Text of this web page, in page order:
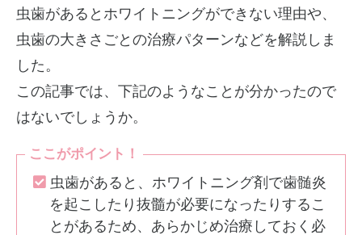
虫歯があるとホワイトニングができない理由や、
虫歯の大きさごとの治療パターンなどを解説しま
した。
この記事では、下記のようなことが分かったので
はないでしょうか。
ここがポイント！
虫歯があると、ホワイトニング剤で歯髄炎
を起こしたり抜髓が必要になったりするこ
とがあるため、あらかじめ治療しておく必